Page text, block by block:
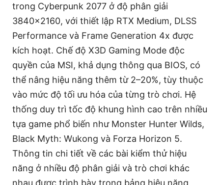
trong Cyberpunk 2077 ở độ phân giải
3840x2160, với thiết lập RTX Medium, DLSS
Performance và Frame Generation 4x được
kích hoạt. Chế độ X3D Gaming Mode độc
quyền của MSI, khả dụng thông qua BIOS, có
thể nâng hiệu năng thêm từ 2–20%, tùy thuộc
vào mức độ tối ưu hóa của từng trò chơi. Hệ
thống duy trì tốc độ khung hình cao trên nhiều
tựa game phổ biến như Monster Hunter Wilds,
Black Myth: Wukong và Forza Horizon 5.
Thông tin chi tiết về các bài kiểm thử hiệu
năng ở nhiều độ phân giải và trò chơi khác
nhau được trình bày trong bảng hiệu năng